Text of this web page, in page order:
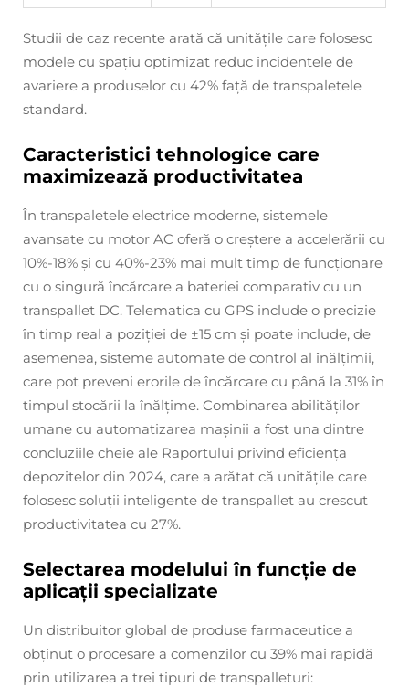
Studii de caz recente arată că unitățile care folosesc
modele cu spațiu optimizat reduc incidentele de
avariere a produselor cu 42% față de transpaletele
standard.
Caracteristici tehnologice care
maximizează productivitatea
În transpaletele electrice moderne, sistemele
avansate cu motor AC oferă o creștere a accelerării cu
10%-18% și cu 40%-23% mai mult timp de funcționare
cu o singură încărcare a bateriei comparativ cu un
transpallet DC. Telematica cu GPS include o precizie
în timp real a poziției de ±15 cm și poate include, de
asemenea, sisteme automate de control al înălțimii,
care pot preveni erorile de încărcare cu până la 31% în
timpul stocării la înălțime. Combinarea abilităților
umane cu automatizarea mașinii a fost una dintre
concluziile cheie ale Raportului privind eficiența
depozitelor din 2024, care a arătat că unitățile care
folosesc soluții inteligente de transpallet au crescut
productivitatea cu 27%.
Selectarea modelului în funcție de
aplicații specializate
Un distribuitor global de produse farmaceutice a
obținut o procesare a comenzilor cu 39% mai rapidă
prin utilizarea a trei tipuri de transpalleturi: